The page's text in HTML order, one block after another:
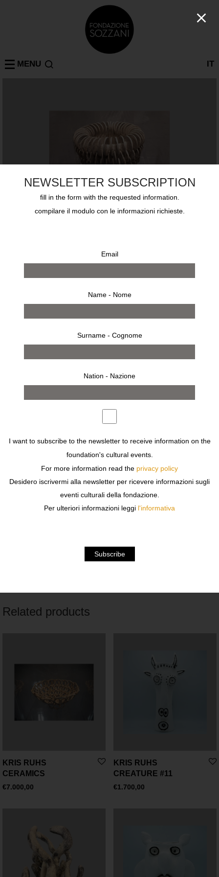
IT
MENU
KRIS RUHS CERAMICS
Unique piece
Related products
KRIS RUHS
CERAMICS
€7.000,00
KRIS RUHS
CREATURE #11
€1.700,00
NEWSLETTER SUBSCRIPTION
fill in the form with the requested information.
compilare il modulo con le informazioni richieste.
Email
Name - Nome
Surname - Cognome
Nation - Nazione
I want to subscribe to the newsletter to receive information on the
foundation's cultural events.
For more information read the privacy policy
Desidero iscrivermi alla newsletter per ricevere informazioni sugli
eventi culturali della fondazione.
Per ulteriori informazioni leggi l'informativa